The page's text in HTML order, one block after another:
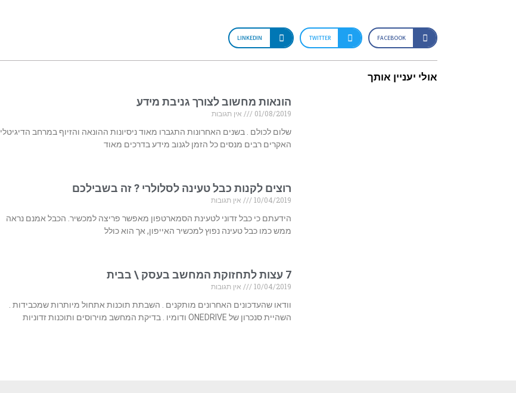
FACEBOOK
TWITTER
LINKEDIN
אולי יעניין אותך
הונאות מחשוב לצורך גניבת מידע
01/08/2019
אין תגובות
שלום לכולם . בשנים האחרונות התגברו מאוד ניסיונות ההונאה והזיוף במרחב הדיגיטלי .
האקרים רבים מנסים כל הזמן לגנוב מידע בדרכים מאוד
רוצים לקנות כבל טעינה לסלולרי ? זה בשבילכם
10/04/2019
אין תגובות
הידעתם כי כבל זדוני לטעינת הסמארטפון מאפשר פריצה למכשיר. הכבל אמנם נראה
ממש כמו כבל טעינה נפוץ למכשיר האייפון, אך הוא כולל
7 עצות לתחזוקת המחשב בעסק \ בבית
10/04/2019
אין תגובות
וודאו שהעדכונים האחרונים מותקנים . השבתת תוכנות אתחול מיותרות שמכבידות .
השהיית סנכרון של ONEDRIVE ודומיו . בדיקת המחשב מוירוסים ותוכנות זדוניות